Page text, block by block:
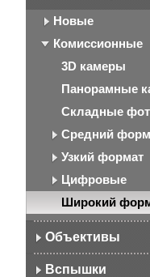
Новые
Комиссионные
3D камеры
Панорамные
Складные
Средний
Узкий формат
Цифровые
Широкий
Объективы
Вспышки